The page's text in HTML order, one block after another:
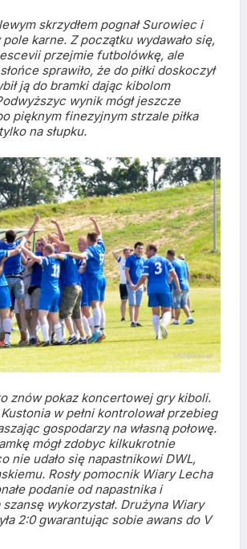
skrzydłem pognał Surowiec i
pole karne. Z początku wydawało się,
przejmie futbolówkę, ale
sprawiło, że do piłki doskoczył
ją do bramki dając kibolom
wynik mógł jeszcze
pięknym finezyjnym strzale piłka
na słupku.
znów pokaz koncertowej gry kiboli.
w pełni kontrolował przebieg
gospodarzy na własną połowę.
mógł zdobyc kilkukrotnie
nie udało się napastnikowi DWL,
Rosły pomocnik Wiary Lecha
podanie od napastnika i
wykorzystał. Drużyna Wiary
2:0 gwarantując sobie awans do V